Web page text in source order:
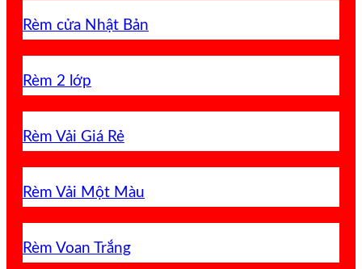
Rèm cửa Nhật Bản
Rèm 2 lớp
Rèm Vải Giá Rẻ
Rèm Vải Một Màu
Rèm Voan Trắng